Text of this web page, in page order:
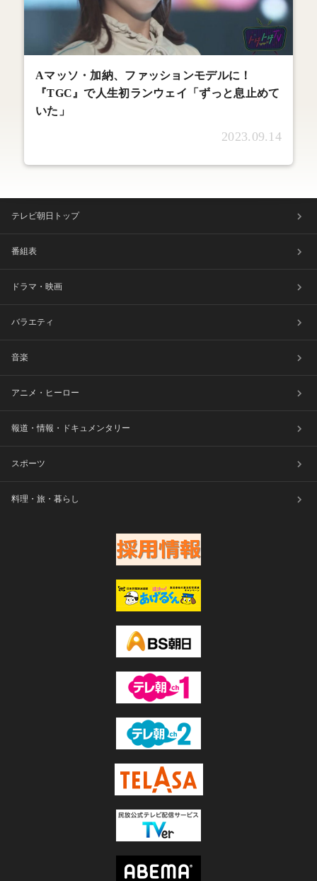
Aマッソ・加納、ファッションモデルに！
『TGC』で人生初ランウェイ「ずっと息止めて
いた」
2023.09.14
テレビ朝日トップ
番組表
ドラマ・映画
バラエティ
音楽
アニメ・ヒーロー
報道・情報・ドキュメンタリー
スポーツ
料理・旅・暮らし